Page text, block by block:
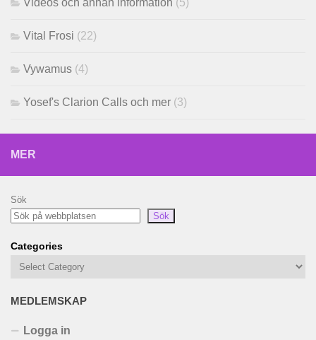
Videos och annan information (5)
Vital Frosi (22)
Vywamus (4)
Yosef's Clarion Calls och mer (3)
MER
Sök
Sök
Categories
MEDLEMSKAP
Logga in